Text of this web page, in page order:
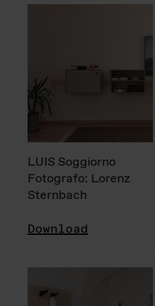
LUIS Soggiorno
Fotografo: Lorenz
Sternbach
Download